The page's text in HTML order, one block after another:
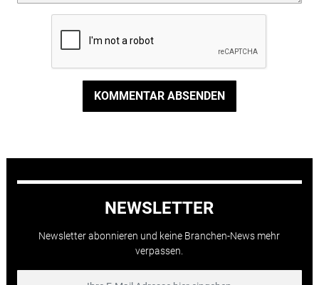
KOMMENTAR ABSENDEN
NEWSLETTER
Newsletter abonnieren und keine Branchen-News mehr
verpassen.